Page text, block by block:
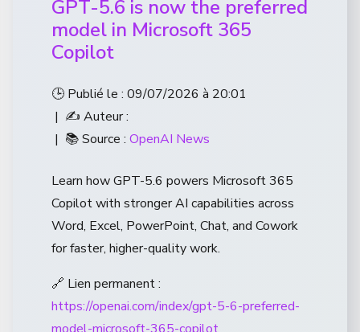
GPT-5.6 is now the preferred
model in Microsoft 365
Copilot
🕒 Publié le : 09/07/2026 à 20:01
| ✍️ Auteur :
| 📚 Source : OpenAI News
Learn how GPT-5.6 powers Microsoft 365
Copilot with stronger AI capabilities across
Word, Excel, PowerPoint, Chat, and Cowork
for faster, higher-quality work.
🔗 Lien permanent :
https://openai.com/index/gpt-5-6-preferred-